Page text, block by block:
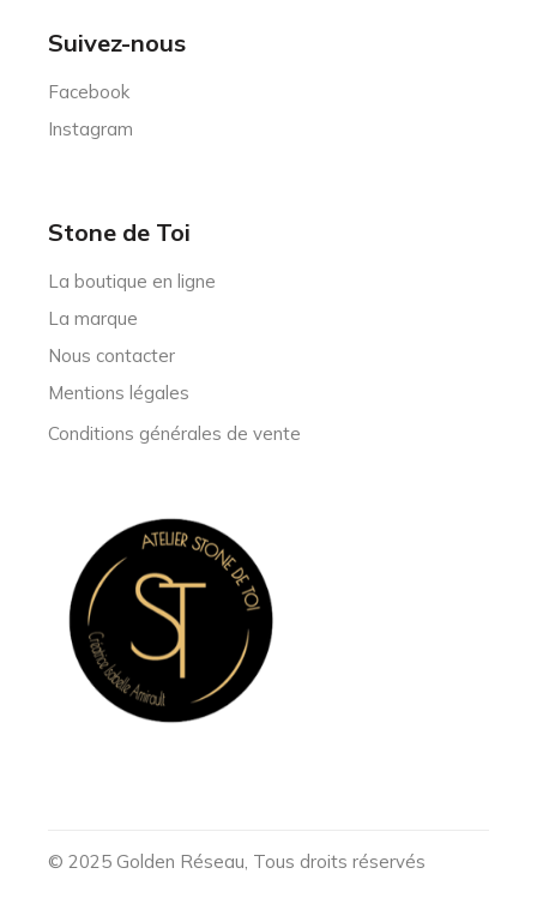
Suivez-nous
Facebook
Instagram
Stone de Toi
La boutique en ligne
La marque
Nous contacter
Mentions légales
Conditions générales de vente
© 2025 Golden Réseau, Tous droits réservés